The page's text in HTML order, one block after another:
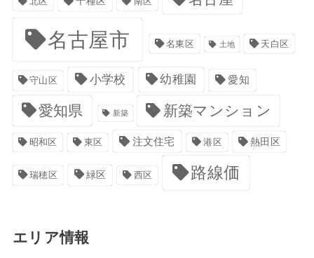
名古屋市 名東区 土地 天白区
守山区 小学校 幼稚園 愛知
愛知県 新築 新築マンション
昭和区 東区 注文住宅 港区 熱田区
瑞穂区 緑区 西区 路線価
エリア情報